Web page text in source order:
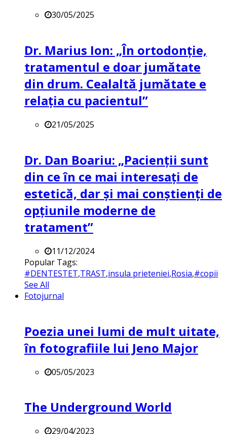
30/05/2025
Dr. Marius Ion: „În ortodonție,
tratamentul e doar jumătate
din drum. Cealaltă jumătate e
relația cu pacientul”
21/05/2025
Dr. Dan Boariu: „Pacienții sunt
din ce în ce mai interesați de
estetică, dar și mai conștienți de
opțiunile moderne de
tratament”
11/12/2024
Popular Tags:
#DENTESTET,TRAST,insula prieteniei,Rosia,#copii
See All
Fotojurnal
Poezia unei lumi de mult uitate,
în fotografiile lui Jeno Major
05/05/2023
The Underground World
29/04/2023